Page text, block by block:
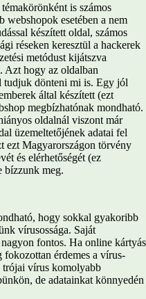
is számos
webshopok esetében a nem
készített oldal, számos
réseken keresztül a hackerek
metódust kijátszva
Azt hogy az oldalban
tudjuk dönteni mi is. Egy jól
által készített (ezt
megbízhatónak mondható.
oldalnál viszont már
üzemeltetőjének adatai fel
ezt Magyarországon törvény
és elérhetőségét (ez
bízzunk meg.
hogy sokkal gyakoribb
vírusossága. Saját
fontos. Ha online kártyás
érdemes a vírus-
vírus komolyabb
de adatainkat könnyedén